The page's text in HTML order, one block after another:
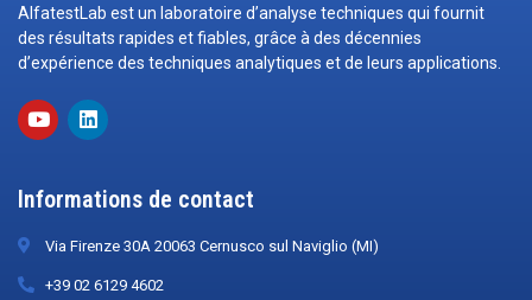
AlfatestLab est un laboratoire d’analyse techniques qui fournit
des résultats rapides et fiables, grâce à des décennies
d’expérience des techniques analytiques et de leurs applications.
Informations de contact
Via Firenze 30A 20063 Cernusco sul Naviglio (MI)
+39 02 6129 4602